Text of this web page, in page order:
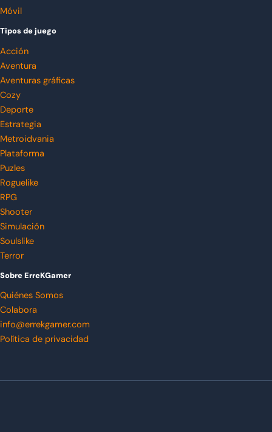
Móvil
Tipos de juego
Acción
Aventura
Aventuras gráficas
Cozy
Deporte
Estrategia
Metroidvania
Plataforma
Puzles
Roguelike
RPG
Shooter
Simulación
Soulslike
Terror
Sobre ErreKGamer
Quiénes Somos
Colabora
info@errekgamer.com
Política de privacidad